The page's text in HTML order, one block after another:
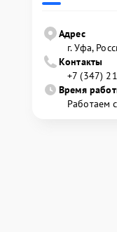
Адрес
г. Уфа,
Контакты
+7 (347)
Время
Работаем